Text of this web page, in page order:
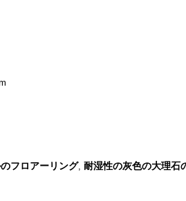
フロアーリング, 耐湿性の灰色の大理石